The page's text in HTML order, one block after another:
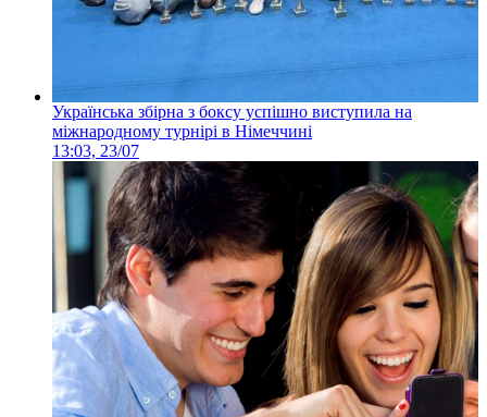
Українська збірна з боксу успішно виступила на
міжнародному турнірі в Німеччині
13:03, 23/07